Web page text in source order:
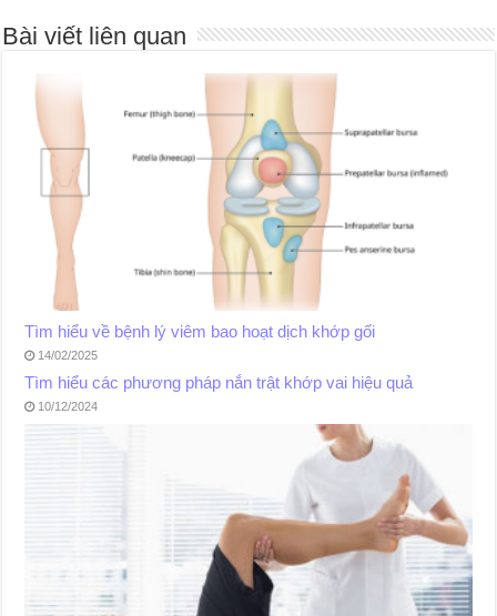
Bài viết liên quan
Tìm hiểu về bệnh lý viêm bao hoạt dịch khớp gối
14/02/2025
Tìm hiểu các phương pháp nắn trật khớp vai hiệu quả
10/12/2024